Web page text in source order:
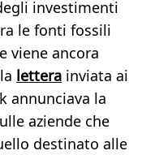
investimenti
le fonti fossili
viene ancora
lettera inviata ai
annunciava la
aziende che
destinato alle